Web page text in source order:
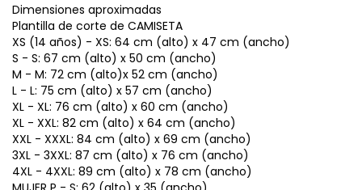
Dimensiones aproximadas
Plantilla de corte de CAMISETA
XS (14 años) - XS: 64 cm (alto) x 47 cm (ancho)
S - S: 67 cm (alto) x 50 cm (ancho)
M - M: 72 cm (alto)x 52 cm (ancho)
L - L: 75 cm (alto) x 57 cm (ancho)
XL - XL: 76 cm (alto) x 60 cm (ancho)
XL - XXL: 82 cm (alto) x 64 cm (ancho)
XXL - XXXL: 84 cm (alto) x 69 cm (ancho)
3XL - 3XXL: 87 cm (alto) x 76 cm (ancho)
4XL - 4XXL: 89 cm (alto) x 78 cm (ancho)